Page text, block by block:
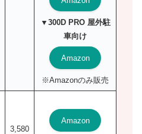
▼300D PRO 屋外駐
車向け
Amazon
※Amazonのみ販売
3,580
Amazon